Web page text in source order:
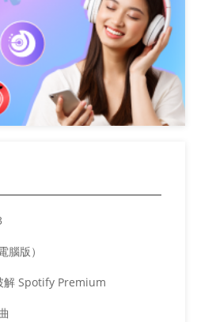
版）
Spotify Premium